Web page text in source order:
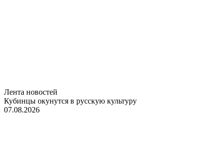
Лента новостей
Кубинцы окунутся в русскую культуру
07.08.2026